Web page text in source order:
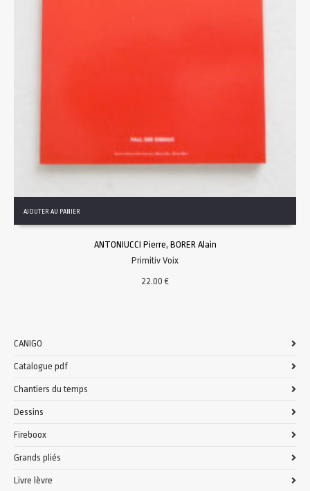
AJOUTER AU PANIER
ANTONIUCCI Pierre, BORER Alain
Primitiv Voix
22.00€
CANIGO
Catalogue pdf
Chantiers du temps
Dessins
Fireboox
Grands pliés
Livre lèvre